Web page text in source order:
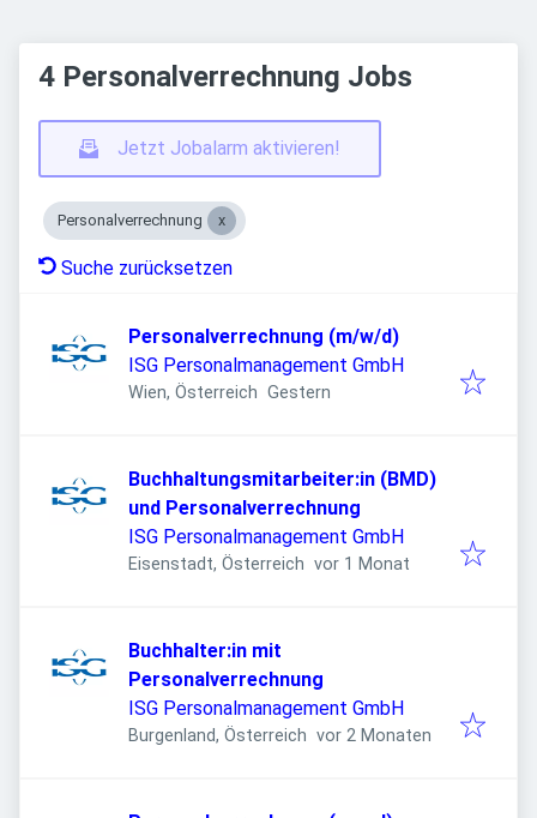
4 Personalverrechnung Jobs
Jetzt Jobalarm aktivieren!
Personalverrechnung
Suche zurücksetzen
Personalverrechnung (m/w/d)
ISG Personalmanagement GmbH
Wien, Österreich Veröffentlicht
Gestern
Buchhaltungsmitarbeiter:in (BMD)
und Personalverrechnung
ISG Personalmanagement GmbH
Eisenstadt, Österreich Veröffentlicht
vor 1 Monat
Buchhalter:in mit
Personalverrechnung
ISG Personalmanagement GmbH
Burgenland, Österreich Veröffentlicht:
vor 2 Monaten